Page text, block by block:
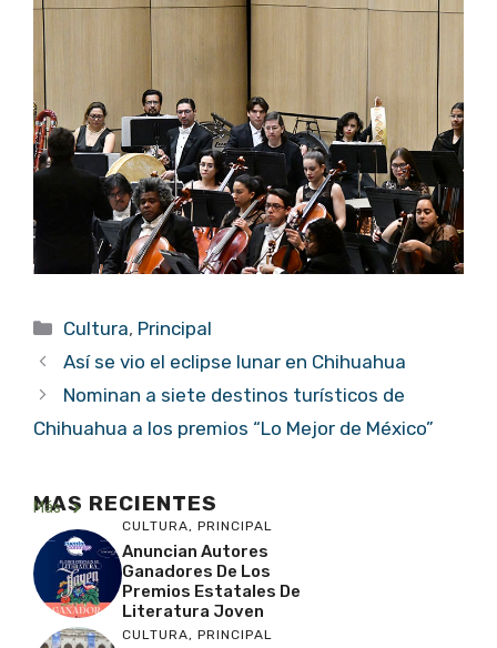
Categorías
Cultura, Principal
Así se vio el eclipse lunar en Chihuahua
Nominan a siete destinos turísticos de
Chihuahua a los premios “Lo Mejor de México”
MAS RECIENTES
Más
CULTURA, PRINCIPAL
Anuncian Autores
Ganadores De Los
Premios Estatales De
Literatura Joven
CULTURA, PRINCIPAL